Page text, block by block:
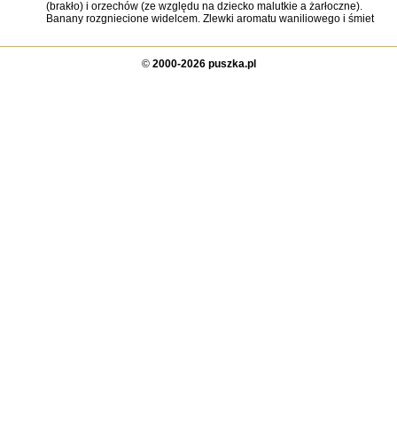
(brakło) i orzechów (ze względu na dziecko malutkie a żarłoczne).
Banany rozgniecione widelcem. Zlewki aromatu waniliowego i śmiet
© 2000-2026 puszka.pl